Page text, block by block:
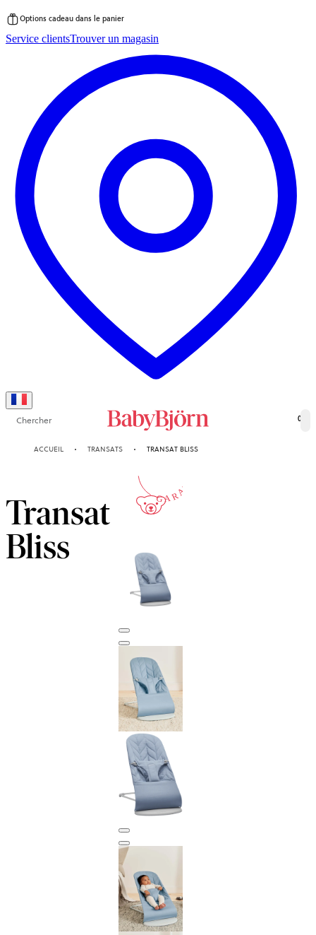
au
Options cadeau dans le panier
Service clientsTrouver un magasin
Chercher 0
ACCUEIL TRANSATS TRANSAT BLISS
Transat
Bliss
10-ANS
GARANTIE